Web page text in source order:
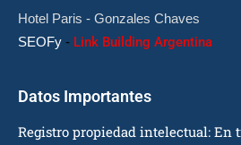
Hotel Paris - Gonzales Chaves
SEOFy - Link Building Argentina
Datos Importantes
Registro propiedad intelectual: En